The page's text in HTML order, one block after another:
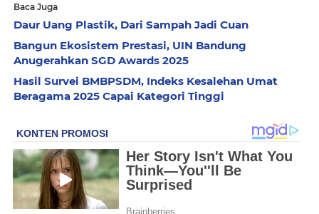
Baca Juga
Daur Uang Plastik, Dari Sampah Jadi Cuan
Bangun Ekosistem Prestasi, UIN Bandung
Anugerahkan SGD Awards 2025
Hasil Survei BMBPSDM, Indeks Kesalehan Umat
Beragama 2025 Capai Kategori Tinggi